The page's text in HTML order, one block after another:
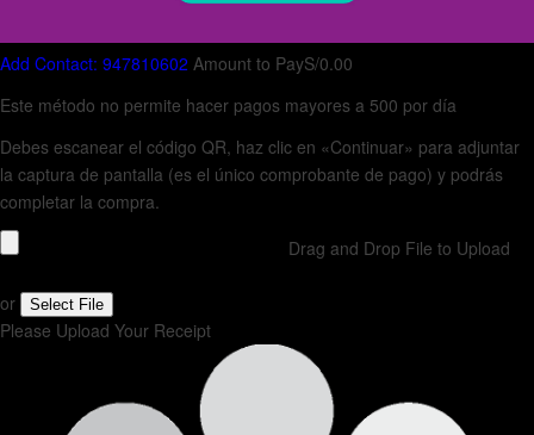
Add Contact: 947810602 Amount to PayS/0.00
Este método no permite hacer pagos mayores a 500 por día
Debes escanear el código QR, haz clic en «Continuar» para adjuntar
la captura de pantalla (es el único comprobante de pago) y podrás
completar la compra.
Drag and Drop File to Upload
or Select File
Please Upload Your Receipt